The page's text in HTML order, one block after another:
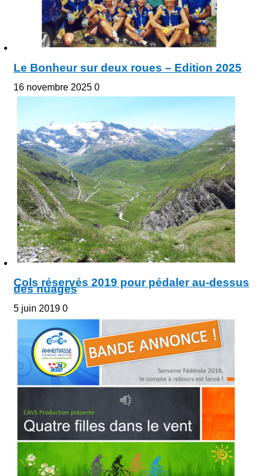
Le Bonheur sur deux roues – Edition 2025
16 novembre 2025 0
Cols réservés 2019 pour pédaler au-dessus
des nuages
5 juin 2019 0